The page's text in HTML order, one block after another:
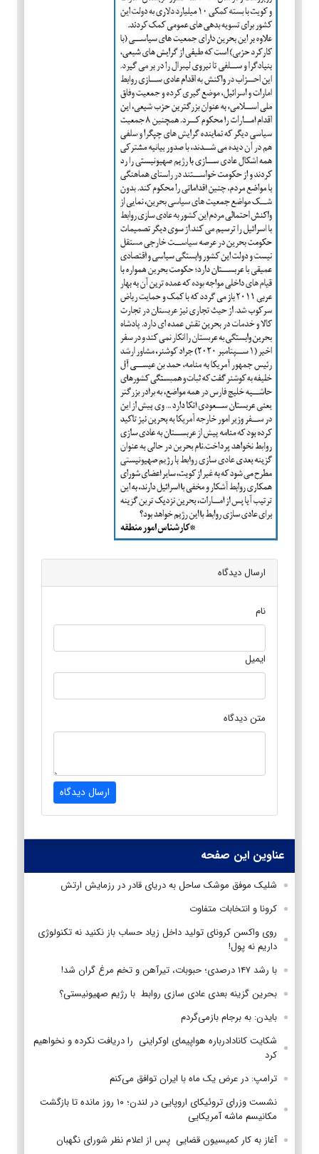
ارسال دیدگاه
نام
ایمیل
متن دیدگاه
ارسال دیدگاه
عناوین این صفحه
شلیک موفق موشک ساحل به دریای قادر در رزمایش ارتش
کرونا و انتخابات متفاوت
روی واکسن کرونای تولید داخل زیاد حساب باز نکنید نه تکنولوژی
داریم نه پول!
با رشد ۱۴۷ درصدی؛ حبوبات، تیرآهن و تخم مرغ ‏گران شد!
بحرین گزینه بعدی عادی سازی روابط با رژیم صهیونیستی؟
بایدن: به برجام بازمی‌گردم
شکایت کانادادرباره هواپیمای اوکراینی را دریافت نکرده و نخواهیم
کرد
ترامپ: در عرض یک ماه با ایران توافق می‌کنم
نشست وزرای تروئیکای اروپایی در لندن؛ ۱۰ روز مانده تا بازگشت
مکانیسم ماشه آمریکایی
آغاز به کار کمیسیون قضایی پس از اعلام نظر شورای نگهبان